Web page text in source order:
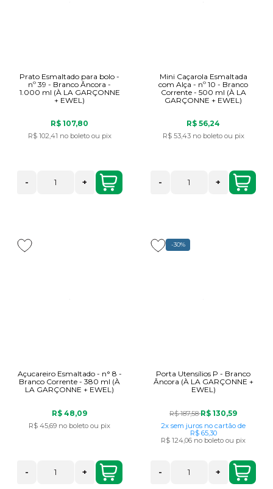
Prato Esmaltado para bolo -
nº 39 - Branco Âncora -
1.000 ml (À LA GARÇONNE
+ EWEL)
R$ 107,80
R$ 102,41 no boleto ou pix
- +
Mini Caçarola Esmaltada
com Alça - nº 10 - Branco
Corrente - 500 ml (À LA
GARÇONNE + EWEL)
R$ 56,24
R$ 53,43 no boleto ou pix
- +
Açucareiro Esmaltado - n° 8 -
Branco Corrente - 380 ml (À
LA GARÇONNE + EWEL)
R$ 48,09
R$ 45,69 no boleto ou pix
- +
-30%
Porta Utensílios P - Branco
Âncora (À LA GARÇONNE +
EWEL)
R$ 187,58R$ 130,59
2x sem juros no cartão de
R$ 65,30
R$ 124,06 no boleto ou pix
- +